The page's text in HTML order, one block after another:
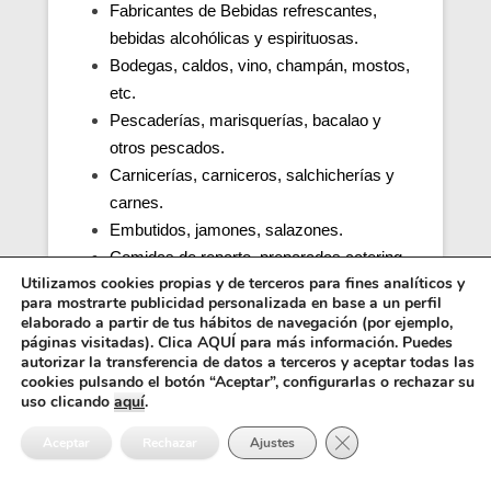
Fabricantes de Bebidas refrescantes,
bebidas alcohólicas y espirituosas.
Bodegas, caldos, vino, champán, mostos,
etc.
Pescaderías, marisquerías, bacalao y
otros pescados.
Carnicerías, carniceros, salchicherías y
carnes.
Embutidos, jamones, salazones.
Comidas de reparto, preparadas catering.
Productos de café.
Cocinas de colegios, comedores
escolares, guarderías, parvularios.
Cocinas y comedores de residencias de
ancianos (tercera edad).
penitenciarias.
Utilizamos cookies propias y de terceros para fines analíticos y
para mostrarte publicidad personalizada en base a un perfil
elaborado a partir de tus hábitos de navegación (por ejemplo,
páginas visitadas). Clica AQUÍ para más información. Puedes
autorizar la transferencia de datos a terceros y aceptar todas las
cookies pulsando el botón “Aceptar”, configurarlas o rechazar su
uso clicando aquí.
Aceptar Rechazar Ajustes Cerrar el banner de